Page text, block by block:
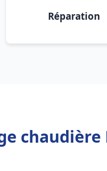
Réparation
chaudière